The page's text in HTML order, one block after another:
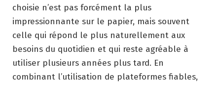
choisie n’est pas forcément la plus
impressionnante sur le papier, mais souvent
celle qui répond le plus naturellement aux
besoins du quotidien et qui reste agréable à
utiliser plusieurs années plus tard. En
combinant l’utilisation de plateformes fiables,